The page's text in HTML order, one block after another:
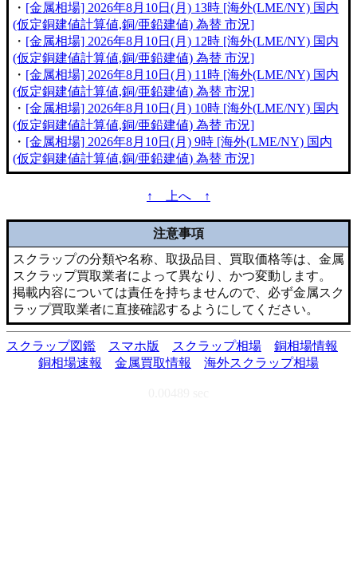
・ [金属相場] 2026年8月10日(月) 13時 [海外(LME/NY) 国内
(仮定銅建値計算値,銅/亜鉛建値) 為替 市況]
・ [金属相場] 2026年8月10日(月) 12時 [海外(LME/NY) 国内
(仮定銅建値計算値,銅/亜鉛建値) 為替 市況]
・ [金属相場] 2026年8月10日(月) 11時 [海外(LME/NY) 国内
(仮定銅建値計算値,銅/亜鉛建値) 為替 市況]
・ [金属相場] 2026年8月10日(月) 10時 [海外(LME/NY) 国内
(仮定銅建値計算値,銅/亜鉛建値) 為替 市況]
・ [金属相場] 2026年8月10日(月) 9時 [海外(LME/NY) 国内
(仮定銅建値計算値,銅/亜鉛建値) 為替 市況]
↑ 上へ ↑
注意事項
スクラップの分類や名称、取扱品目、買取価格等は、金属
スクラップ買取業者によって異なり、かつ変動します。
掲載内容については責任を持ちませんので、必ず金属スク
ラップ買取業者に直接確認するようにしてください。
スクラップ図鑑 スマホ版 スクラップ相場
銅相場情報
銅相場速報
金属買取情報 海外スクラップ相場